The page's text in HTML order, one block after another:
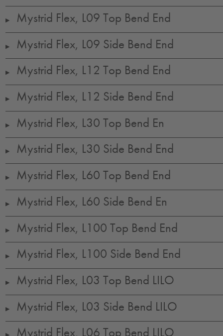
▶ Mystrid Flex, L09 Top Bend End
▶ Mystrid Flex, L09 Side Bend End
▶ Mystrid Flex, L12 Top Bend End
▶ Mystrid Flex, L12 Side Bend End
▶ Mystrid Flex, L30 Top Bend En
▶ Mystrid Flex, L30 Side Bend End
▶ Mystrid Flex, L60 Top Bend End
▶ Mystrid Flex, L60 Side Bend En
▶ Mystrid Flex, L100 Top Bend End
▶ Mystrid Flex, L100 Side Bend End
▶ Mystrid Flex, L03 Top Bend LILO
▶ Mystrid Flex, L03 Side Bend LILO
▶ Mystrid Flex, L06 Top Bend LILO